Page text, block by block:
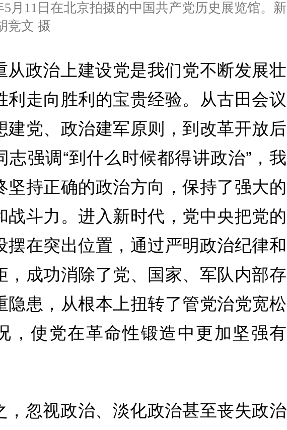
5月11日在北京拍摄的中国共产党历史展览馆。新
竞文 摄
从政治上建设党是我们党不断发展壮
利走向胜利的宝贵经验。从古田会议
建党、政治建军原则，到改革开放后
志强调“到什么时候都得讲政治”，我
坚持正确的政治方向，保持了强大的
战斗力。进入新时代，党中央把党的
摆在突出位置，通过严明政治纪律和
，成功消除了党、国家、军队内部存
隐患，从根本上扭转了管党治党宽松
，使党在革命性锻造中更加坚强有
，忽视政治、淡化政治甚至丧失政治